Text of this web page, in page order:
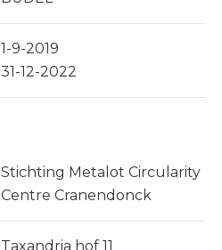
1-9-2019
31-12-2022
Stichting Metalot Circularity
Centre Cranendonck
Taxandria hof 11